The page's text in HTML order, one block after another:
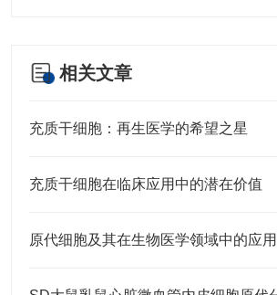
相关文章
充质干细胞：再生医学的希望之星
充质干细胞在临床应用中的潜在价值
原代细胞及其在生物医学领域中的应用